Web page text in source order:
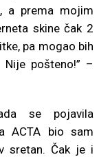
a prema mojim
skine čak 2
pa mogao bih
pošteno!” –
se pojavila
ACTA bio sam
sretan. Čak je i